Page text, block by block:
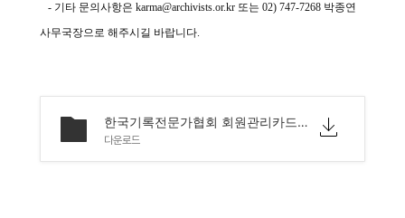
- 기타 문의사항은 karma@archivists.or.kr 또는 02) 747-7268 박종연
사무국장으로 해주시길 바랍니다.
한국기록전문가협회 회원관리카드 및 개인정보수집동의서.hwp
다운로드